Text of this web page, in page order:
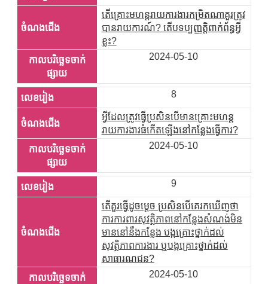
តើគ្រោះមហន្តរាយការងារកម្រិតណាគួរត្រូវ
បានរាយការណ៍? តើបទប្បញ្ញត្តិពាក់ព័ន្ធអ្វី
ខ្លះ?
2024-05-10
8
អ្វីដែលត្រូវធ្វើប្រសិនបើមានគ្រោះមហន្ត
រាយការងារធំកើតឡើងនៅកន្លែងធ្វើការ?
2024-05-10
9
តើគួរធ្វើដូចម្តេច ប្រសិនបើគេរកឃើញថា
ការការពារសុវត្ថិភាពនៅកន្លែងសំណង់មិន
មាននៅនឹងកន្លែង បង្កគ្រោះថ្នាក់ដល់
សុវត្ថិភាពការងារ ឬបង្កគ្រោះថ្នាក់ដល់
សាធារណជន?
2024-05-10